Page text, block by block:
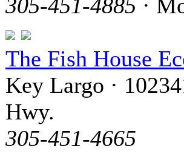
305-451-4885 ·
The Fish House
Key Largo ·
Hwy.
305-451-4665